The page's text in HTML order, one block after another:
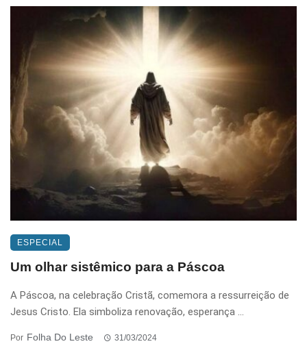
ESPECIAL
Um olhar sistêmico para a Páscoa
A Páscoa, na celebração Cristã, comemora a ressurreição de
Jesus Cristo. Ela simboliza renovação, esperança ...
Por Folha Do Leste 31/03/2024